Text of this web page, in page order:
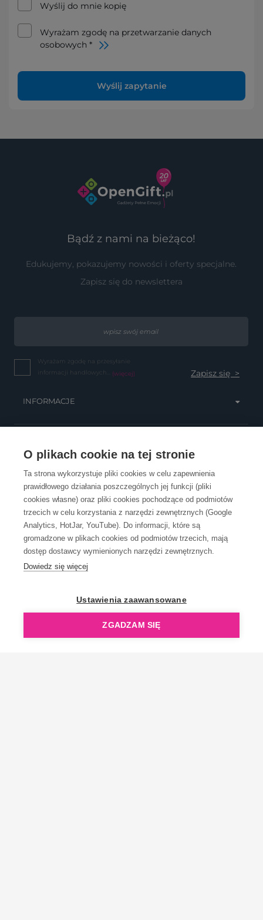
O plikach cookie na tej stronie
Ta strona wykorzystuje pliki cookies w celu zapewnienia
prawidłowego działania poszczególnych jej funkcji (pliki
cookies własne) oraz pliki cookies pochodzące od podmiotów
trzecich w celu korzystania z narzędzi zewnętrznych (Google
Analytics, HotJar, YouTube). Do informacji, które są
gromadzone w plikach cookies od podmiotów trzecich, mają
dostęp dostawcy wymienionych narzędzi zewnętrznych.
Dowiedz się więcej
Ustawienia zaawansowane
ZGADZAM SIĘ
Wyślij do mnie kopię
Wyrażam zgodę na przetwarzanie danych
osobowych *
Wyślij zapytanie
Bądź z nami na bieżąco!
Edukujemy, pokazujemy nowości i oferty specjalne.
Zapisz się do newslettera
Wyrażam zgodę na przesyłanie
informacji handlowych... (więcej)
INFORMACJE
OBSŁUGA KLIENTA
KONTAKT
OpenGift jest częścią ReflectGroup.